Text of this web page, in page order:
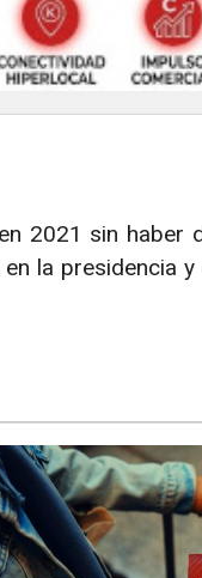
2021 sin haber
la presidencia